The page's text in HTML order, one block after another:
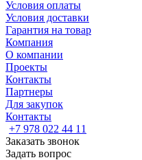
Условия оплаты
Условия доставки
Гарантия на товар
Компания
О компании
Проекты
Контакты
Партнеры
Для закупок
Контакты
+7 978 022 44 11
Заказать звонок
Задать вопрос